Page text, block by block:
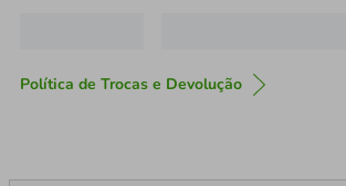
Política de Trocas e Devolução